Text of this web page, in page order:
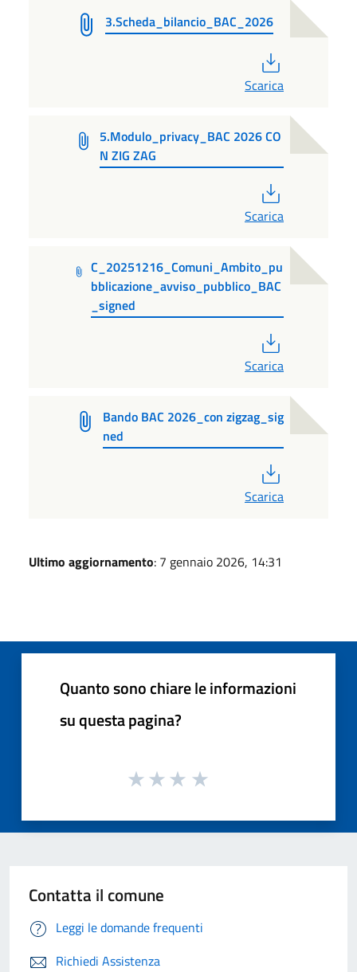
3.Scheda_bilancio_BAC_2026
Scarica
5.Modulo_privacy_BAC 2026 CO
N ZIG ZAG
Scarica
C_20251216_Comuni_Ambito_pu
bblicazione_avviso_pubblico_BAC
_signed
Scarica
Bando BAC 2026_con zigzag_sig
ned
Scarica
Ultimo aggiornamento: 7 gennaio 2026, 14:31
Quanto sono chiare le informazioni
su questa pagina?
Contatta il comune
Leggi le domande frequenti
Richiedi Assistenza